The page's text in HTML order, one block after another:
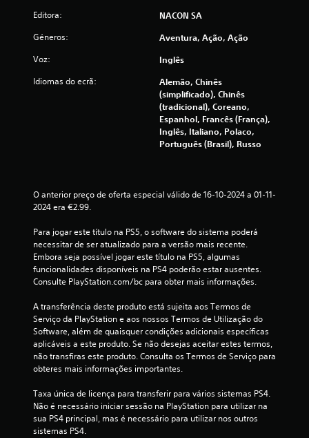
u
m
á
i
m
o
d
e
c
i
n
Editora: NACON SA
Géneros: Aventura, Ação, Ação
Voz: Inglês
Idiomas do ecrã:
Alemão, Chinês
(simplificado), Chinês
(tradicional), Coreano,
Espanhol, Francês (França),
Inglês, Italiano, Polaco,
Português (Brasil), Russo
O anterior preço de oferta especial válido de 16-10-2024 a 01-11-
2024 era €2.99.
Para jogar este título na PS5, o software do sistema poderá
necessitar de ser atualizado para a versão mais recente.
Embora seja possível jogar este título na PS5, algumas
funcionalidades disponíveis na PS4 poderão estar ausentes.
Consulte PlayStation.com/bc para obter mais informações.
A transferência deste produto está sujeita aos Termos de
Serviço da PlayStation e aos nossos Termos de Utilização do
Software, além de quaisquer condições adicionais específicas
aplicáveis a este produto. Se não desejas aceitar estes termos,
não transfiras este produto. Consulta os Termos de Serviço para
obteres mais informações importantes.
Taxa única de licença para transferir para vários sistemas PS4.
Não é necessário iniciar sessão na PlayStation para utilizar na
sua PS4 principal, mas é necessário para utilizar nos outros
sistemas PS4.